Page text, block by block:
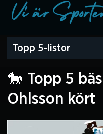
Topp 5-listor
🐎 Topp 5
Ohlsson kört